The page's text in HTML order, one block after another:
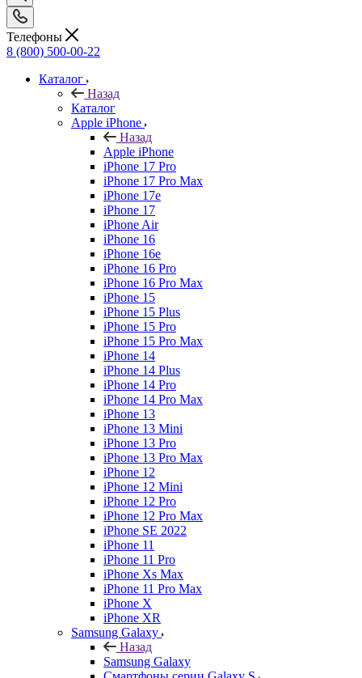
Телефоны
8 (800) 500-00-22
Каталог
Назад
Каталог
Apple iPhone
Назад
Apple iPhone
iPhone 17 Pro
iPhone 17 Pro Max
iPhone 17e
iPhone 17
iPhone Air
iPhone 16
iPhone 16e
iPhone 16 Pro
iPhone 16 Pro Max
iPhone 15
iPhone 15 Plus
iPhone 15 Pro
iPhone 15 Pro Max
iPhone 14
iPhone 14 Plus
iPhone 14 Pro
iPhone 14 Pro Max
iPhone 13
iPhone 13 Mini
iPhone 13 Pro
iPhone 13 Pro Max
iPhone 12
iPhone 12 Mini
iPhone 12 Pro
iPhone 12 Pro Max
iPhone SE 2022
iPhone 11
iPhone 11 Pro
iPhone Xs Max
iPhone 11 Pro Max
iPhone X
iPhone XR
Samsung Galaxy
Назад
Samsung Galaxy